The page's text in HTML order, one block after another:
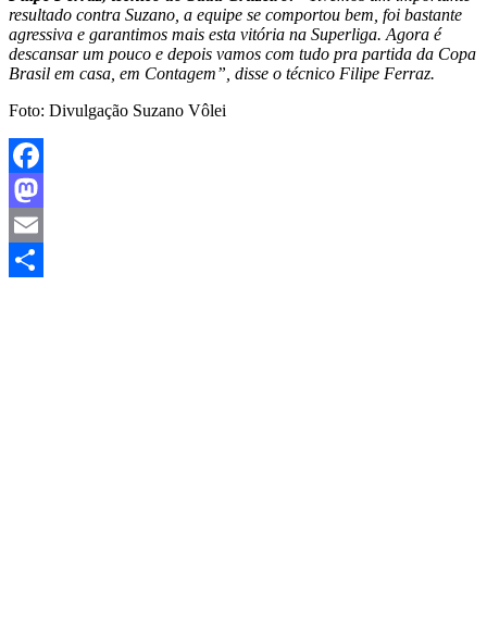
resultado contra Suzano, a equipe se comportou bem, foi bastante
agressiva e garantimos mais esta vitória na Superliga. Agora é
descansar um pouco e depois vamos com tudo pra partida da Copa
Brasil em casa, em Contagem”, disse o técnico Filipe Ferraz.
Foto: Divulgação Suzano Vôlei
Facebook
Mastodon
Email